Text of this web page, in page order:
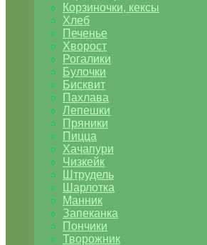
Корзиночки, кексы
Хлеб
Печенье
Хворост
Рогалики
Булочки
Бисквит
Пахлава
Лепешки
Пряники
Пицца
Хачапури
Чизкейк
Штрудель
Шарлотка
Манник
Запеканка
Пончики
Творожник